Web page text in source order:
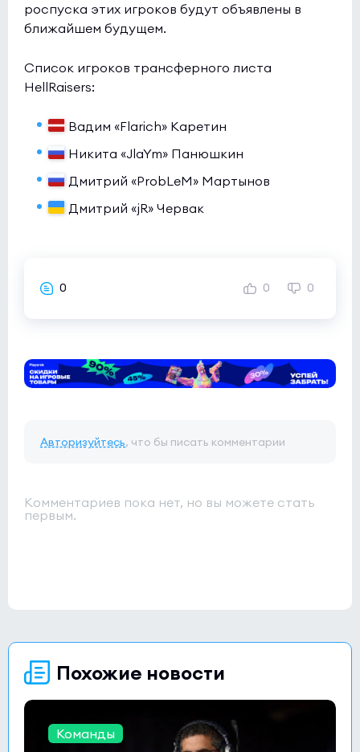
роспуска этих игроков будут объявлены в
ближайшем будущем.
Список игроков трансферного листа
HellRaisers:
Вадим «Flarich» Каретин
Никита «JlaYm» Панюшкин
Дмитрий «ProbLeM» Мартынов
Дмитрий «jR» Червак
0 0 0
Авторизуйтесь, что бы писать комментарии
Комментариев пока нет, но вы можете стать
первым.
Похожие новости
Команды